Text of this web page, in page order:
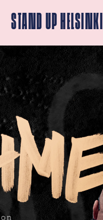
STAND UP HELSINKI